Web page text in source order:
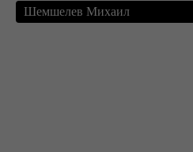
Шемшелев Михаил